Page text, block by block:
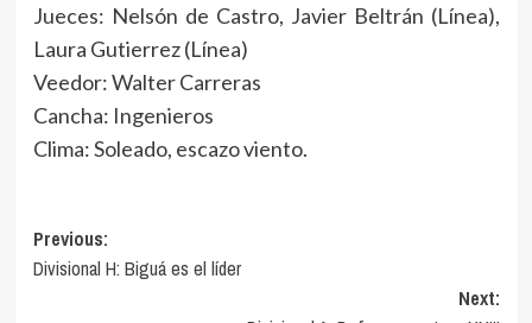
Jueces: Nelsón de Castro, Javier Beltrán (Línea),
Laura Gutierrez (Línea)
Veedor: Walter Carreras
Cancha: Ingenieros
Clima: Soleado, escazo viento.
Navegación
de
Previous:
Divisional H: Biguá es el líder
Next: